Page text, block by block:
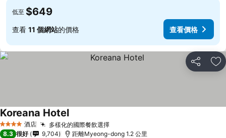
低至 $649
查看 11 個網站的價格 查看價格
分享 放
4 星級 酒店 多樣化的國際餐飲選擇
Koreana Hotel
8.3 很好 9,704 距離Myeong-dong 1.2 公里